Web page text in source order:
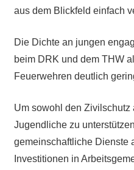
aus dem Blickfeld einfach
Die Dichte an jungen
beim DRK und dem THW
Feuerwehren deutlich
Um sowohl den Zivilschutz
Jugendliche zu
gemeinschaftliche Dienste
Investitionen in